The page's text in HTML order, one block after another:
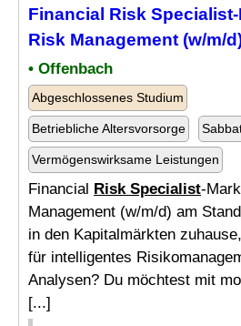
Financial Risk Specialist
Risk Management (w/m/
• Offenbach
Abgeschlossenes Studium
Betriebliche Altersvorsorge
Vermögenswirksame Leistungen
Financial Risk Specialist-
Management (w/m/d) am
in den Kapitalmärkten
für intelligentes
Analysen? Du möchtest mit
[...]